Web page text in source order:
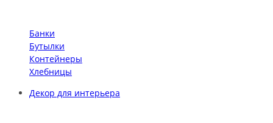
Банки
Бутылки
Контейнеры
Хлебницы
Декор для интерьера